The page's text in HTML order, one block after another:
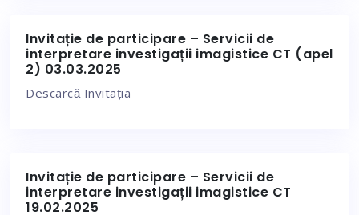
Invitație de participare – Servicii de
interpretare investigații imagistice CT (apel
2) 03.03.2025
Descarcǎ Invitația
Invitație de participare – Servicii de
interpretare investigații imagistice CT
19.02.2025